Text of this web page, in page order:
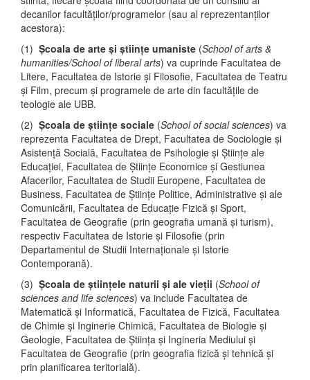
decanilor facultăților/programelor (sau al reprezentanților
acestora):
(1) Școala de arte și științe umaniste (School of arts &
humanities/School of liberal arts) va cuprinde Facultatea de
Litere, Facultatea de Istorie și Filosofie, Facultatea de Teatru
și Film, precum și programele de arte din facultățile de
teologie ale UBB.
(2) Școala de științe sociale (School of social sciences) va
reprezenta Facultatea de Drept, Facultatea de Sociologie și
Asistență Socială, Facultatea de Psihologie și Științe ale
Educației, Facultatea de Științe Economice și Gestiunea
Afacerilor, Facultatea de Studii Europene, Facultatea de
Business, Facultatea de Științe Politice, Administrative și ale
Comunicării, Facultatea de Educație Fizică și Sport,
Facultatea de Geografie (prin geografia umană și turism),
respectiv Facultatea de Istorie și Filosofie (prin
Departamentul de Studii Internaționale și Istorie
Contemporană).
(3) Școala de științele naturii și ale vieții (School of
sciences and life sciences) va include Facultatea de
Matematică și Informatică, Facultatea de Fizică, Facultatea
de Chimie și Inginerie Chimică, Facultatea de Biologie și
Geologie, Facultatea de Știința și Ingineria Mediului și
Facultatea de Geografie (prin geografia fizică și tehnică și
prin planificarea teritorială).